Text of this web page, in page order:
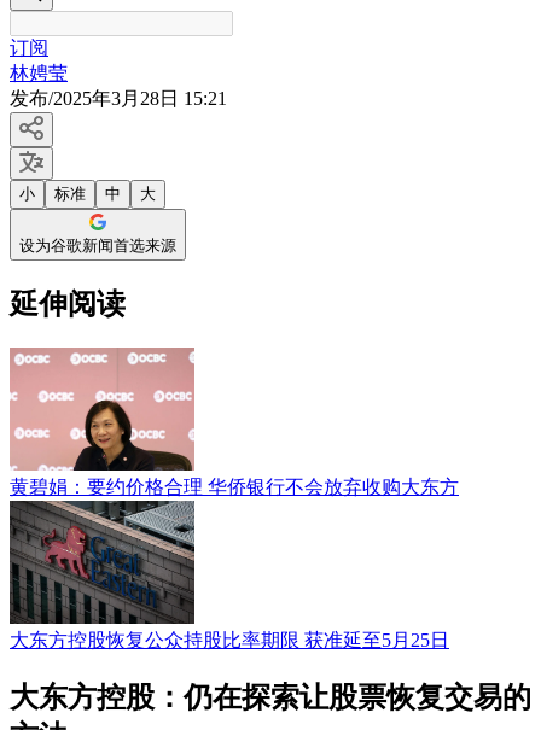
订阅
林娉莹
发布/2025年3月28日 15:21
小 标准 中 大
设为谷歌新闻首选来源
延伸阅读
黄碧娟：要约价格合理 华侨银行不会放弃收购大东方
大东方控股恢复公众持股比率期限 获准延至5月25日
大东方控股：仍在探索让股票恢复交易的